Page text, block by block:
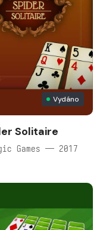
Vydáno
Solitaire
Games — 2017